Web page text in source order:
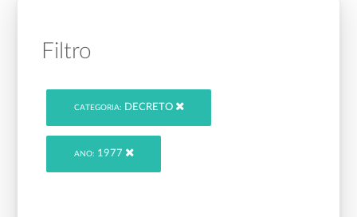
Filtro
CATEGORIA: DECRETO
ANO: 1977